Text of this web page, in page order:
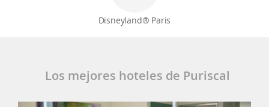
Disneyland® Paris
Los mejores hoteles de Puriscal